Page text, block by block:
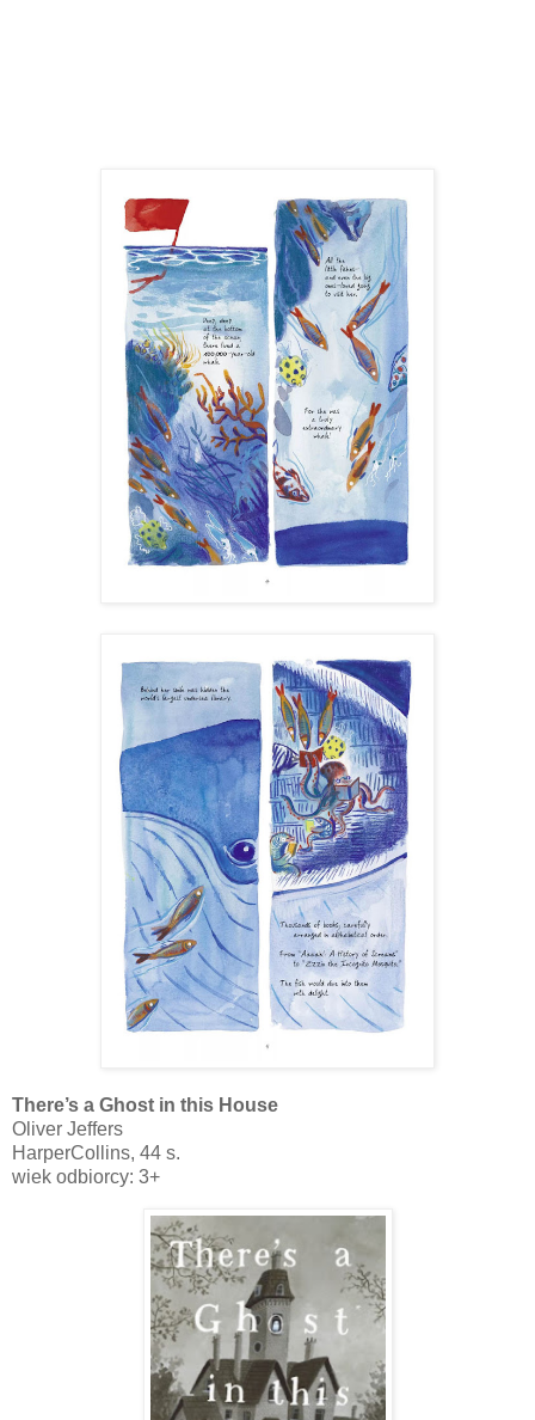
There’s a Ghost in this House
Oliver Jeffers
HarperCollins, 44 s.
wiek odbiorcy: 3+